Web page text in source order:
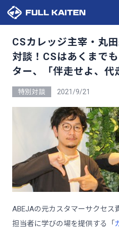
CSカレッジ主宰・丸
対談！CSはあくまで
ター、「伴走せよ、代
特別対談 2021/9/21
ABEJAの元カスタマーサクセス
担当者に学びの場を提供する「